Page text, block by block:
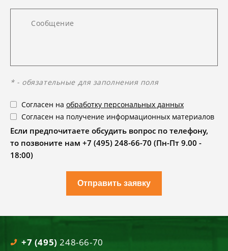
* - обязательные для заполнения поля
Согласен на обработку персональных данных
Согласен на получение информационных материалов
Если предпочитаете обсудить вопрос по телефону,
то позвоните нам +7 (495) 248-66-70 (Пн-Пт 9.00 -
18:00)
Отправить заявку
+7 (495) 248-66-70